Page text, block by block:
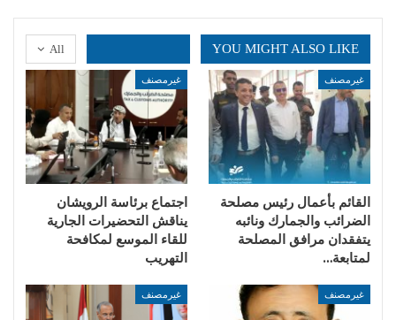
All YOU MIGHT ALSO LIKE
غيرمصنف
القائم بأعمال رئيس مصلحة
الضرائب والجمارك ونائبه
يتفقدان مرافق المصلحة
لمتابعة…
غيرمصنف
اجتماع برئاسة الرويشان
يناقش التحضيرات الجارية
للقاء الموسع لمكافحة
التهريب
غيرمصنف غيرمصنف